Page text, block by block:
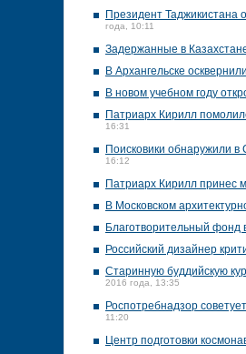
Президент Таджикистана
года, 10:11
Задержанные в
В Архангельске
В новом учебном году
Патриарх Кирилл
16:31
Поисковики обнаружили
16:12
Патриарх Кирилл принес
В Московском
Благотворительный фонд
Российский дизайнер
Старинную буддийскую
2016 года, 13:35
Роспотребнадзор
11:20
Центр подготовки